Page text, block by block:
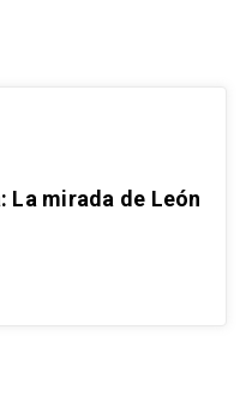
La mirada de León